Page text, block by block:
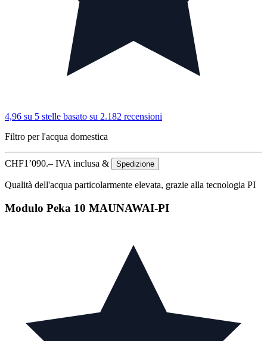
4,96 su 5 stelle basato su 2.182 recensioni
Filtro per l'acqua domestica
CHF1’090.– IVA inclusa & Spedizione
Qualità dell'acqua particolarmente elevata, grazie alla tecnologia PI
Modulo Peka 10 MAUNAWAI-PI